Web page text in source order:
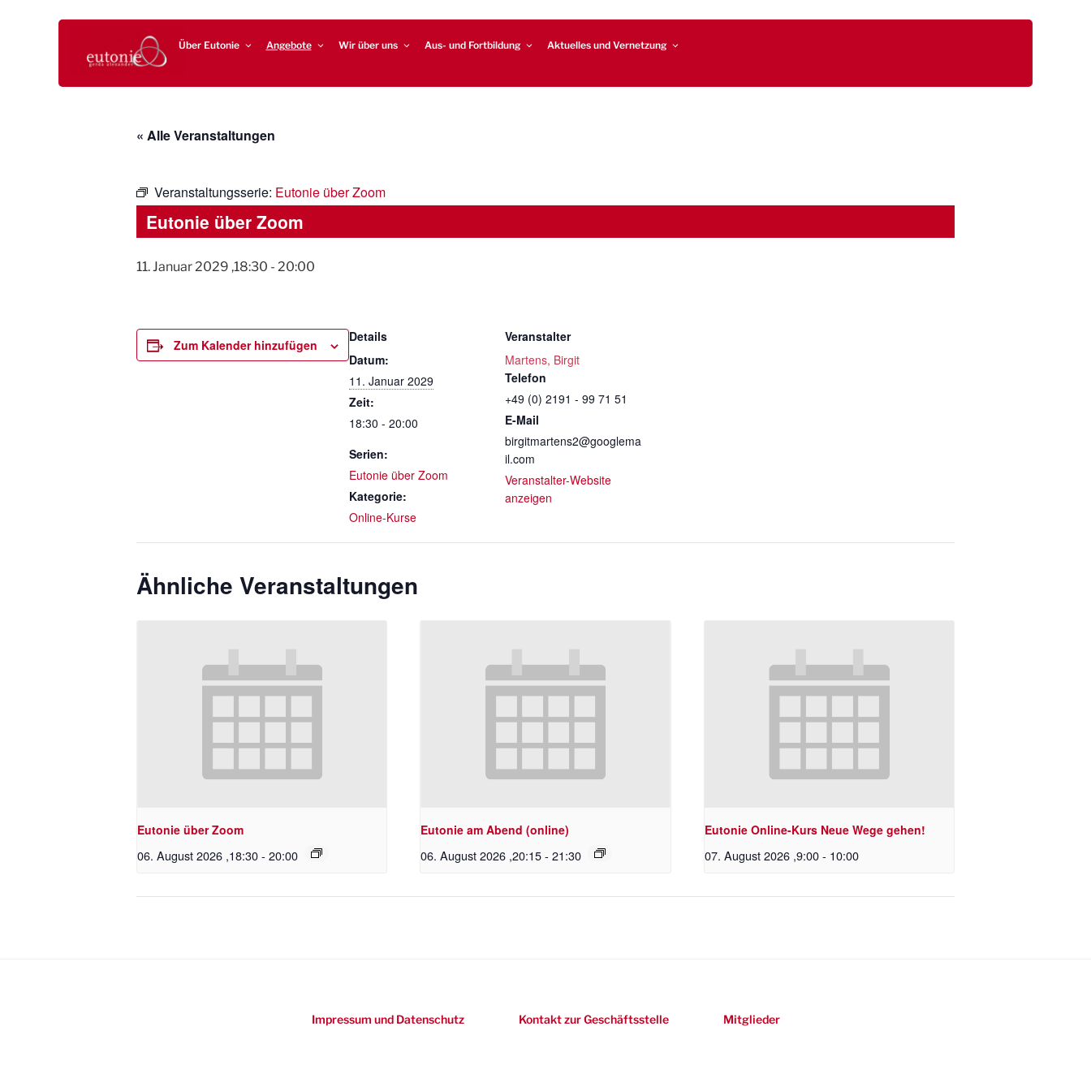
EUTONIE.DE
Über Eutonie Angebote Wir über uns Aus- und Fortbildung Aktuelles und Vernetzung
« Alle Veranstaltungen
Veranstaltungsserie: Eutonie über Zoom
Eutonie über Zoom
11. Januar 2029 ,18:30 - 20:00
Zum Kalender hinzufügen
Details
Datum:
11. Januar 2029
Zeit:
18:30 - 20:00
Serien:
Eutonie über Zoom
Kategorie:
Online-Kurse
Veranstalter
Martens, Birgit
Telefon
+49 (0) 2191 - 99 71 51
E-Mail
birgitmartens2@googlema
il.com
Veranstalter-Website
anzeigen
Ähnliche Veranstaltungen
Eutonie über Zoom
06. August 2026 ,18:30- 20:00
Eutonie am Abend (online)
06. August 2026 ,20:15 - 21:30
Eutonie Online-Kurs Neue Wege gehen!
07. August 2026 ,9:00- 10:00
Impressum und Datenschutz Kontakt zur Geschäftsstelle Mitglieder